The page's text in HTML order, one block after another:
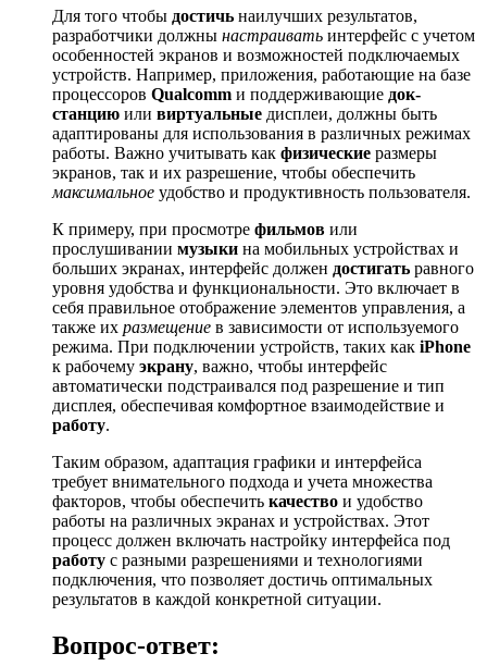
Для того чтобы достичь наилучших результатов,
разработчики должны настраивать интерфейс с учетом
особенностей экранов и возможностей подключаемых
устройств. Например, приложения, работающие на базе
процессоров Qualcomm и поддерживающие док-
станцию или виртуальные дисплеи, должны быть
адаптированы для использования в различных режимах
работы. Важно учитывать как физические размеры
экранов, так и их разрешение, чтобы обеспечить
максимальное удобство и продуктивность пользователя.
К примеру, при просмотре фильмов или
прослушивании музыки на мобильных устройствах и
больших экранах, интерфейс должен достигать равного
уровня удобства и функциональности. Это включает в
себя правильное отображение элементов управления, а
также их размещение в зависимости от используемого
режима. При подключении устройств, таких как iPhone
к рабочему экрану, важно, чтобы интерфейс
автоматически подстраивался под разрешение и тип
дисплея, обеспечивая комфортное взаимодействие и
работу.
Таким образом, адаптация графики и интерфейса
требует внимательного подхода и учета множества
факторов, чтобы обеспечить качество и удобство
работы на различных экранах и устройствах. Этот
процесс должен включать настройку интерфейса под
работу с разными разрешениями и технологиями
подключения, что позволяет достичь оптимальных
результатов в каждой конкретной ситуации.
Вопрос-ответ: